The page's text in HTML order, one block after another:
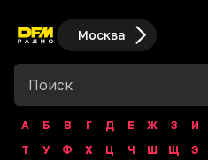
Москва
А Б В Г Д Е Ж З И
Т
У Ф Х Ц Ч Ш Щ Э